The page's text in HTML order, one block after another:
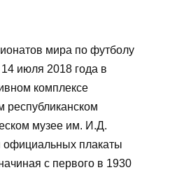
мира по футболу
июля 2018 года в
комплексе
музее им. И.Д.
официальных плакаты
с первого в 1930